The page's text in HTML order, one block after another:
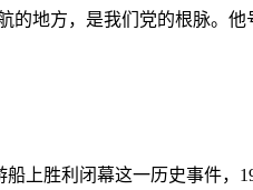
的地方，是我们党的根脉。
上胜利闭幕这一历史事件，